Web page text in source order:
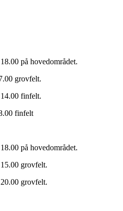
på hovedområdet.
grovfelt.
finfelt.
finfelt
på hovedområdet.
grovfelt.
grovfelt.